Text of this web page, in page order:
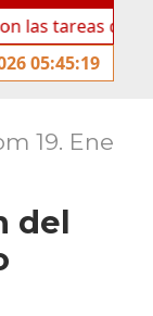
de
05:45:19
19. Ene
del